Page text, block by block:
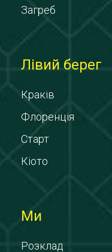
Загреб
Лівий берег
Краків
Флоренція
Старт
Кіото
Ми
Розклад